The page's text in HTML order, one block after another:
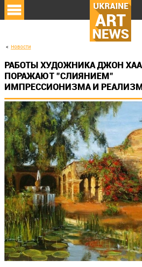
UKRAINE
ART
NEWS
Новости
РАБОТЫ ХУДОЖНИКА ДЖОН
ПОРАЖАЮТ "СЛИЯНИЕМ"
ИМПРЕССИОНИЗМА И